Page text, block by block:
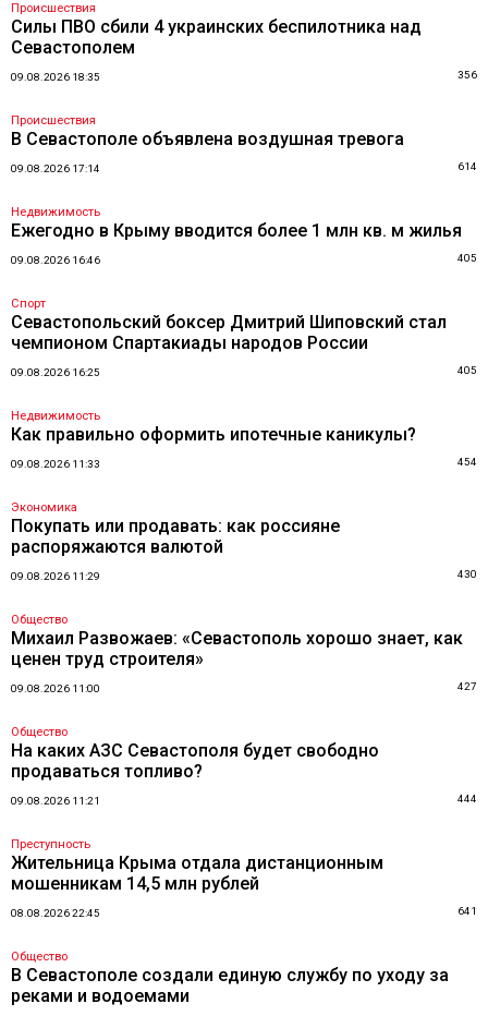
Происшествия
Силы ПВО сбили 4 украинских беспилотника над
Севастополем
09.08.2026 18:35 356
Происшествия
В Севастополе объявлена воздушная тревога
09.08.2026 17:14 614
Недвижимость
Ежегодно в Крыму вводится более 1 млн кв. м жилья
09.08.2026 16:46 405
Спорт
Севастопольский боксер Дмитрий Шиповский стал
чемпионом Спартакиады народов России
09.08.2026 16:25 405
Недвижимость
Как правильно оформить ипотечные каникулы?
09.08.2026 11:33 454
Экономика
Покупать или продавать: как россияне
распоряжаются валютой
09.08.2026 11:29 430
Общество
Михаил Развожаев: «Севастополь хорошо знает, как
ценен труд строителя»
09.08.2026 11:00 427
Общество
На каких АЗС Севастополя будет свободно
продаваться топливо?
09.08.2026 11:21 444
Преступность
Жительница Крыма отдала дистанционным
мошенникам 14,5 млн рублей
08.08.2026 22:45 641
Общество
В Севастополе создали единую службу по уходу за
реками и водоемами